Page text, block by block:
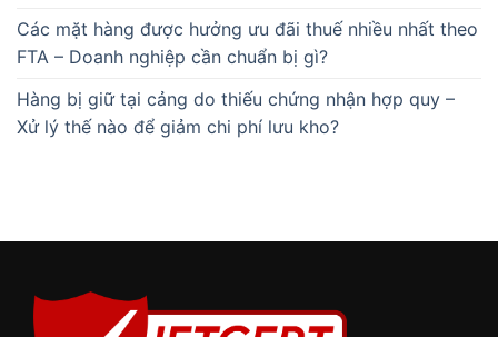
Các mặt hàng được hưởng ưu đãi thuế nhiều nhất theo
FTA – Doanh nghiệp cần chuẩn bị gì?
Hàng bị giữ tại cảng do thiếu chứng nhận hợp quy –
Xử lý thế nào để giảm chi phí lưu kho?